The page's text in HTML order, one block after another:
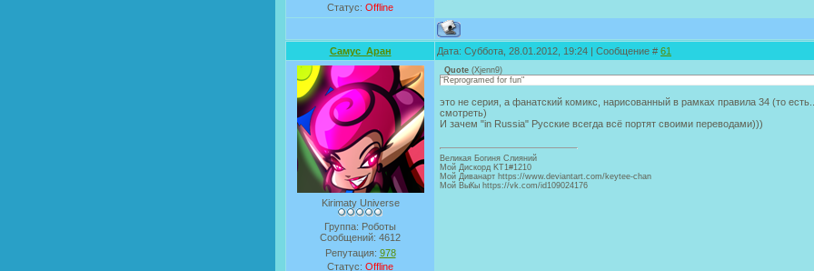
Статус: Offline
Самус_Аран Дата: Суббота, 28.01.2012, 19:24 | Сообщение # 61
Kirimaty Universe
Группа: Роботы
Сообщений: 4612
Репутация: 978
Статус: Offline
Quote (Xjenn9)
"Reprogramed for fun"
это не серия, а фанатский комикс, нарисованный в рамках правила 34 (то
смотреть)
И зачем "in Russia" Русские всегда всё портят своими переводами)))
Великая Богиня Слияний
Мой Дискорд KT1#1210
Мой Диванарт https://www.deviantart.com/keytee-chan
Мой ВыКы https://vk.com/id109024176